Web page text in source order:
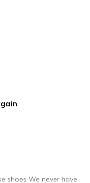
shoes We never have